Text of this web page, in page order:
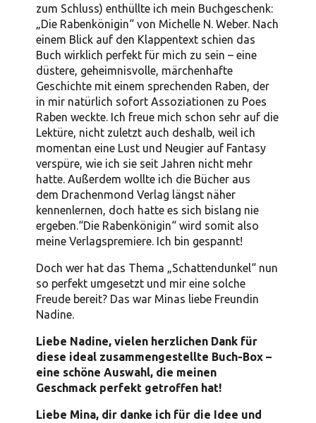
zum Schluss) enthüllte ich mein Buchgeschenk:
„Die Rabenkönigin“ von Michelle N. Weber. Nach
einem Blick auf den Klappentext schien das
Buch wirklich perfekt für mich zu sein – eine
düstere, geheimnisvolle, märchenhafte
Geschichte mit einem sprechenden Raben, der
in mir natürlich sofort Assoziationen zu Poes
Raben weckte. Ich freue mich schon sehr auf die
Lektüre, nicht zuletzt auch deshalb, weil ich
momentan eine Lust und Neugier auf Fantasy
verspüre, wie ich sie seit Jahren nicht mehr
hatte. Außerdem wollte ich die Bücher aus
dem Drachenmond Verlag längst näher
kennenlernen, doch hatte es sich bislang nie
ergeben.“Die Rabenkönigin“ wird somit also
meine Verlagspremiere. Ich bin gespannt!
Doch wer hat das Thema „Schattendunkel“ nun
so perfekt umgesetzt und mir eine solche
Freude bereit? Das war Minas liebe Freundin
Nadine.
Liebe Nadine, vielen herzlichen Dank für
diese ideal zusammengestellte Buch-Box –
eine schöne Auswahl, die meinen
Geschmack perfekt getroffen hat!
Liebe Mina, dir danke ich für die Idee und